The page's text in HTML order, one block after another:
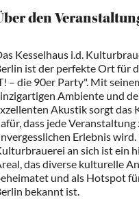
den
Kesselhaus i.d.
ist der perfekte Ort für
– die 90er Party". Mit
Ambiente und
Akustik sorgt das
dass jede Veranstaltung
Erlebnis wird.
an sich ist ein
das diverse kulturelle
und als Hotspot
bekannt ist.